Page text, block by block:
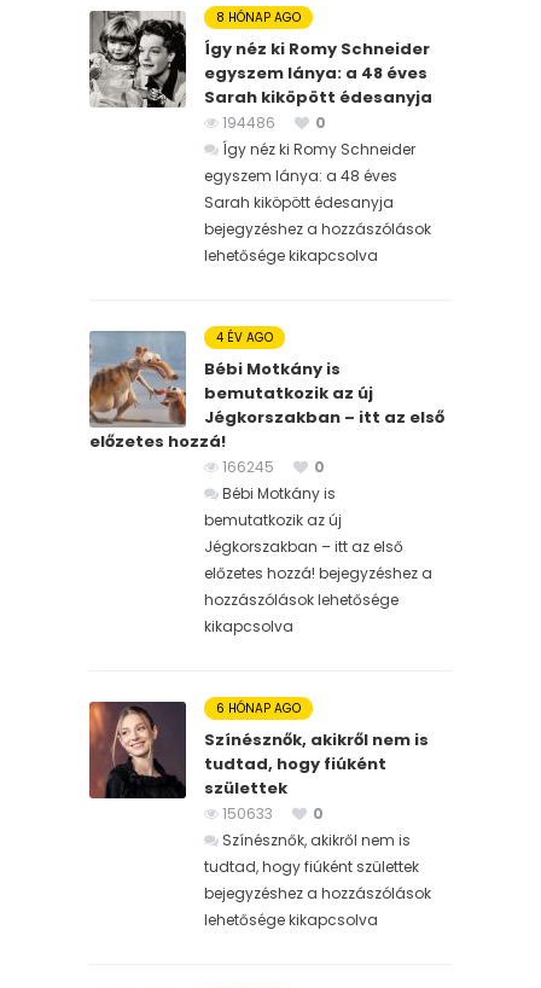
8 HÓNAP AGO
Így néz ki Romy Schneider
egyszem lánya: a 48 éves
Sarah kiköpött édesanyja
194486
0
Így néz ki Romy Schneider
egyszem lánya: a 48 éves
Sarah kiköpött édesanyja
bejegyzéshez a hozzászólások
lehetősége kikapcsolva
4 ÉV AGO
Bébi Motkány is
bemutatkozik az új
Jégkorszakban – itt az első
előzetes hozzá!
166245
0
Bébi Motkány is
bemutatkozik az új
Jégkorszakban – itt az első
előzetes hozzá! bejegyzéshez a
hozzászólások lehetősége
kikapcsolva
6 HÓNAP AGO
Színésznők, akikről nem is
tudtad, hogy fiúként
születtek
150633
0
Színésznők, akikről nem is
tudtad, hogy fiúként születtek
bejegyzéshez a hozzászólások
lehetősége kikapcsolva